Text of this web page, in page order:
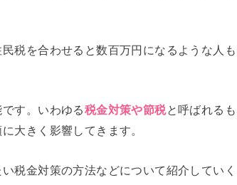
税を合わせると数百万円になるような人も
す。いわゆる税金対策や節税と呼ばれるも
大きく影響してきます。
税金対策の方法などについて紹介していく